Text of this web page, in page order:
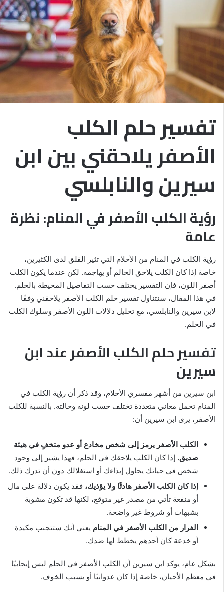
تفسير حلم الكلب
الأصفر يلاحقني بين ابن
سيرين والنابلسي
رؤية الكلب الأصفر في المنام: نظرة
عامة
رؤية الكلب في المنام من الأحلام التي تثير القلق لدى الكثيرين،
خاصة إذا كان الكلب يلاحق الحالم أو يهاجمه. لكن عندما يكون الكلب
أصفر اللون، فإن التفسير يختلف حسب التفاصيل المحيطة بالحلم.
في هذا المقال، سنتناول تفسير حلم الكلب الأصفر يلاحقني وفقًا
لابن سيرين والنابلسي، مع تحليل دلالات اللون الأصفر وسلوك الكلب
في الحلم.
تفسير حلم الكلب الأصفر عند ابن
سيرين
ابن سيرين من أشهر مفسري الأحلام، وقد ذكر أن رؤية الكلب في
المنام تحمل معاني متعددة تختلف حسب لونه وحالته. بالنسبة للكلب
الأصفر، يرى ابن سيرين أن:
الكلب الأصفر يرمز إلى شخص مخادع أو عدو متخفٍ في هيئة
صديق. إذا كان الكلب يلاحقك في الحلم، فهذا يشير إلى وجود
شخص في حياتك يحاول إيذاءك أو استغلالك دون أن تدرك ذلك.
إذا كان الكلب الأصفر هادئًا ولا يؤذيك، فقد يكون دلالة على مال
أو منفعة تأتي من مصدر غير متوقع، لكنها قد تكون مشوبة
بشبهات أو شروط غير واضحة.
الفرار من الكلب الأصفر في المنام يعني أنك ستتجنب مكيدة
أو خدعة كان أحدهم يخطط لها ضدك.
بشكل عام، يؤكد ابن سيرين أن الكلب الأصفر في الحلم ليس إيجابيًا
في معظم الأحيان، خاصة إذا كان عدوانيًا أو يسبب الخوف.